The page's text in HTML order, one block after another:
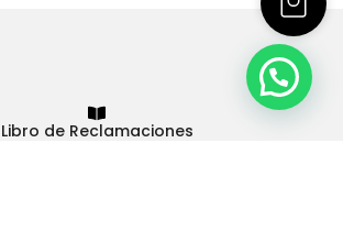
Libro de Reclamaciones